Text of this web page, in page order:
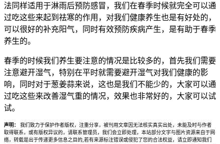
法同样适用于淋雨后预防感冒，我们在春季时候就完全可以通
过吃这些来起到祛寒的作用，对我们健康养生也是有好处的，
可以很好的补充阳气，同时有效预防疾病产生，是有助于春季
养生的。
春季的时候我们养生要注意的情况是比较多的，首先我们需要
注意避开湿气，特别在平时就需要避开湿气对我们健康的影
响，同时对于葱姜蒜来说，这也是我们不能少的，大家可以通
过吃这些来改善湿气重的情况，效果也非常好的，大家可以试
试。
声明：
我们致力于保护作者版权，注重分享，被刊用文章因无法核实真实出处，未能及时与作者
取得联系，或有版权异议的，请联系管理员，我们会立即处理，本站部分文字与图片资源来自于网
络，转载是出于传递更多信息之目的,若有来源标注错误或侵犯了您的合法权益，请立即通知我们